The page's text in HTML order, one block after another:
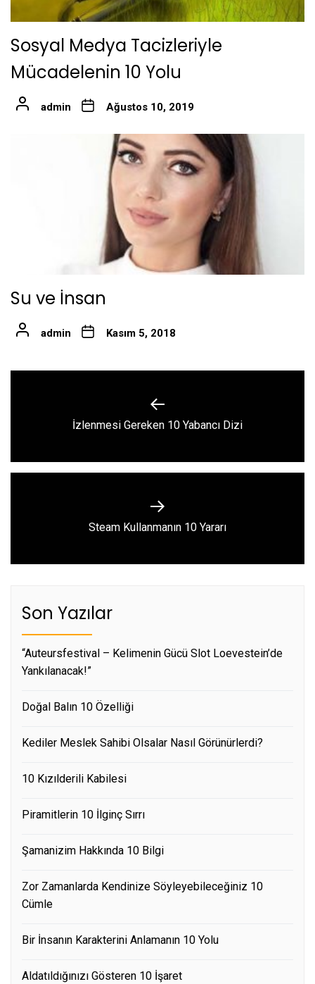
Sosyal Medya Tacizleriyle
Mücadelenin 10 Yolu
admin Ağustos 10, 2019
Su ve İnsan
admin Kasım 5, 2018
Previous
İzlenmesi Gereken 10 Yabancı Dizi
Next
Steam Kullanmanın 10 Yararı
Son Yazılar
“Auteursfestival – Kelimenin Gücü Slot Loevestein’de
Yankılanacak!”
Doğal Balın 10 Özelliği
Kediler Meslek Sahibi Olsalar Nasıl Görünürlerdi?
10 Kızılderili Kabilesi
Piramitlerin 10 İlginç Sırrı
Şamanizim Hakkında 10 Bilgi
Zor Zamanlarda Kendinize Söyleyebileceğiniz 10
Cümle
Bir İnsanın Karakterini Anlamanın 10 Yolu
Aldatıldığınızı Gösteren 10 İşaret